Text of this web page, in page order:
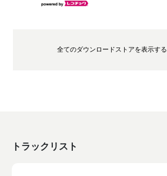
全てのダウンロードストアを表示する
トラックリスト